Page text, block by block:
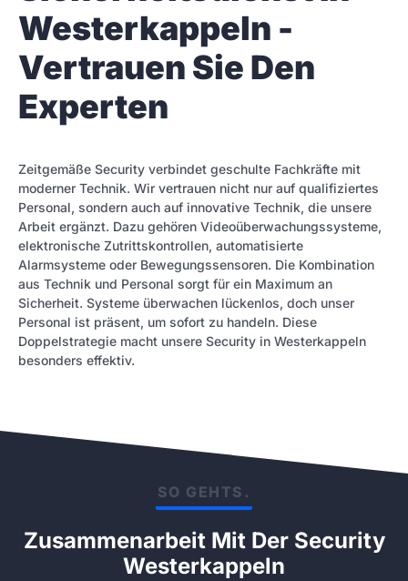
Westerkappeln -
Vertrauen Sie Den
Experten
Zeitgemäße Security verbindet geschulte Fachkräfte mit
moderner Technik. Wir vertrauen nicht nur auf qualifiziertes
Personal, sondern auch auf innovative Technik, die unsere
Arbeit ergänzt. Dazu gehören Videoüberwachungssysteme,
elektronische Zutrittskontrollen, automatisierte
Alarmsysteme oder Bewegungssensoren. Die Kombination
aus Technik und Personal sorgt für ein Maximum an
Sicherheit. Systeme überwachen lückenlos, doch unser
Personal ist präsent, um sofort zu handeln. Diese
Doppelstrategie macht unsere Security in Westerkappeln
besonders effektiv.
SO GEHTS.
Zusammenarbeit Mit Der Security
Westerkappeln